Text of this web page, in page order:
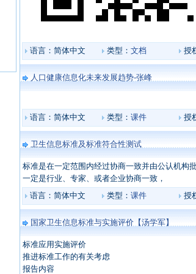
语言：简体中文 类型： 文档 授
人口健康信息化未来发展趋势-张峰
语言：简体中文 类型： 课件 授
卫生信息标准及标准符合性测试
标准是在一定范围内经过协商一致并由公认机构
一定是行业、专家、或者企业协商一致，
语言：简体中文
类型： 课件 授
国家卫生信息标准与实施评价【汤学军】
标准应用实施评价
推进标准工作的有关考虑
报告内容